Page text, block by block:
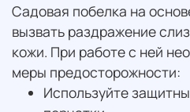
Садовая побелка на
вызвать раздражение
кожи. При работе с ней
меры предосторожности:
Используйте